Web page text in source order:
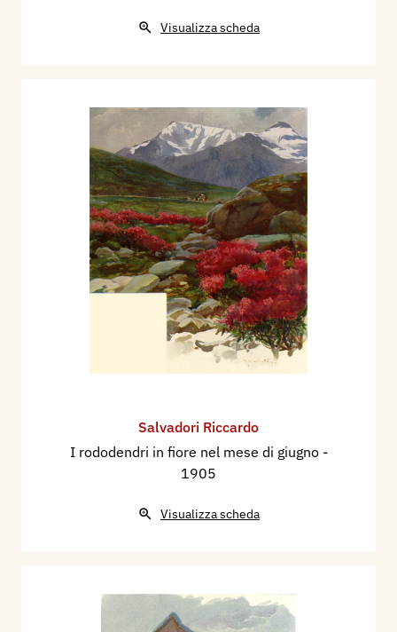
Visualizza scheda
Salvadori Riccardo
I rododendri in fiore nel mese di giugno -
1905
Visualizza scheda